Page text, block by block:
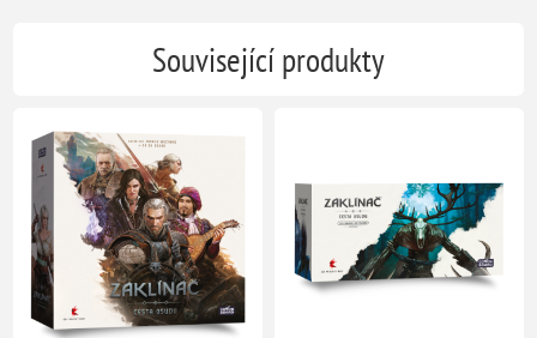
Související produkty